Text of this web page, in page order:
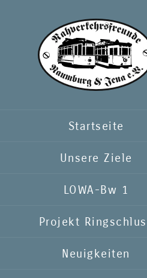
springen
Startseite
Unsere Ziele
LOWA-Bw 1
Projekt
Neuigkeiten